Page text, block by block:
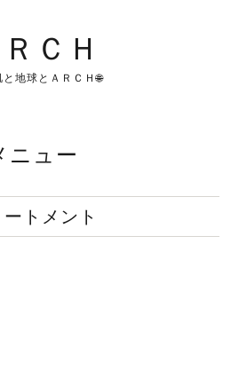
ＣＨ
地球とＡＲＣＨ🌐
ニュー
ートメント